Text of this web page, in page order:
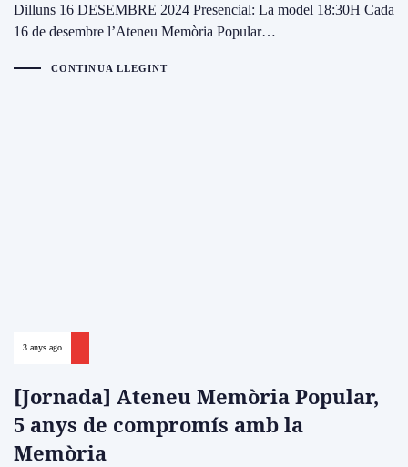
Dilluns 16 DESEMBRE 2024 Presencial: La model 18:30H Cada
16 de desembre l’Ateneu Memòria Popular…
CONTINUA LLEGINT
3 anys ago
[Jornada] Ateneu Memòria Popular,
5 anys de compromís amb la
Memòria